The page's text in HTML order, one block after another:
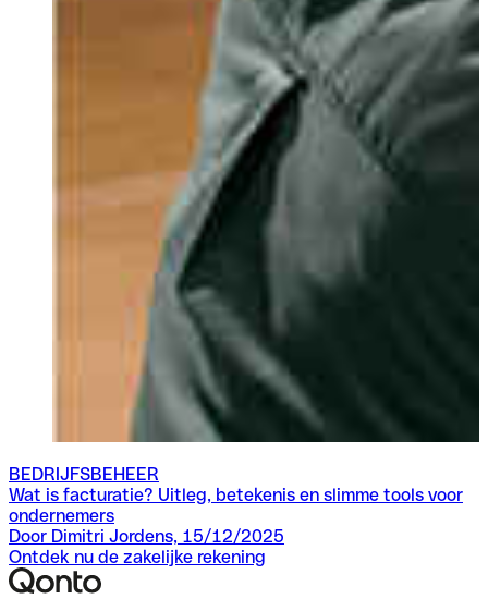
BEDRIJFSBEHEER
Wat is facturatie? Uitleg, betekenis en slimme tools voor
ondernemers
Door Dimitri Jordens, 15/12/2025
Ontdek nu de zakelijke rekening